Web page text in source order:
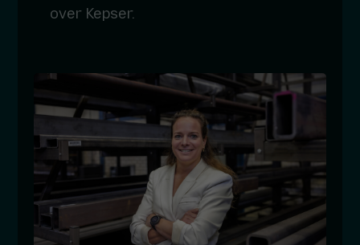
over Kepser.